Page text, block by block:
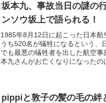
坂本九、事故当日の謎の
ンソウ坂上で語られる！
1985年8月12日に起こった日本
うち520名が犠牲になるという、
でも最悪の犠牲者を出した航空
本九さんがお亡くなりになったの
pippiと敦子の髪の毛の絆